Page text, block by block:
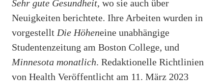
Sehr gute Gesundheit, wo sie auch über
Neuigkeiten berichtete. Ihre Arbeiten wurden in
vorgestellt Die Höheneine unabhängige
Studentenzeitung am Boston College, und
Minnesota monatlich. Redaktionelle Richtlinien
von Health Veröffentlicht am 11. März 2023